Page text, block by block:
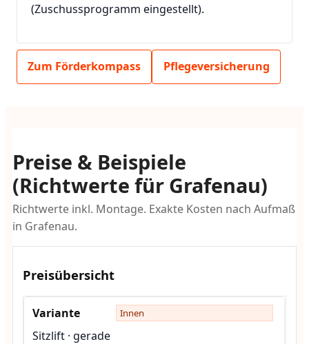
(Zuschussprogramm eingestellt).
Zum Förderkompass Pflegeversicherung
Preise & Beispiele
(Richtwerte für Grafenau)
Richtwerte inkl. Montage. Exakte Kosten nach Aufmaß
in Grafenau.
Preisübersicht
Innen
Sitzlift · gerade